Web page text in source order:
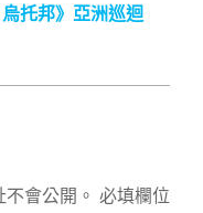
托邦》亞洲巡迴
會公開。 必填欄位